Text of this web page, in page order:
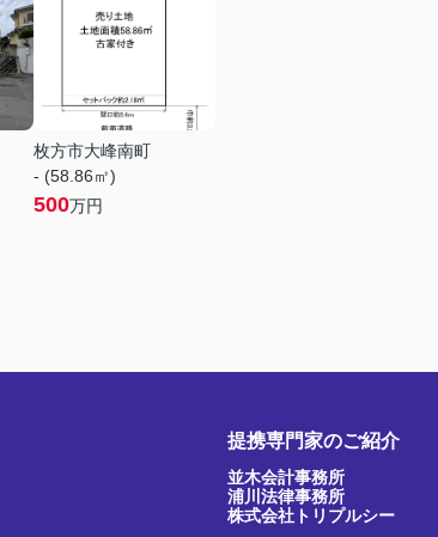
枚方市大峰南町
- (58.86㎡)
500万円
提携専門家のご紹介
並木会計事務所
浦川法律事務所
株式会社トリプルシー